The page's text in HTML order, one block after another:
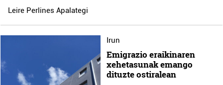
Leire Perlines Apalategi
Irun
Emigrazio eraikinaren
xehetasunak emango
dituzte ostiralean